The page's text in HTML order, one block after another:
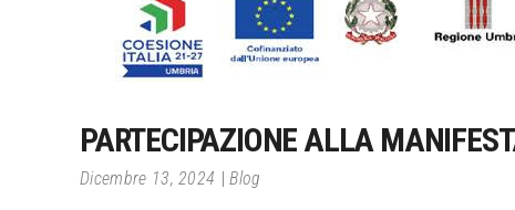
PARTECIPAZIONE ALLA
Dicembre 13, 2024 Blog